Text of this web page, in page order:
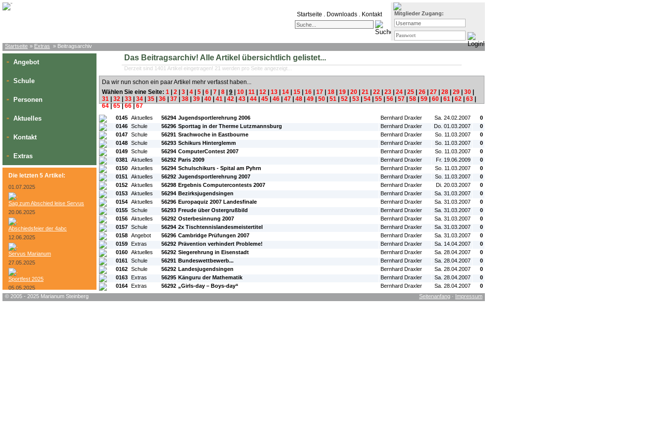
Startseite . Downloads . Kontakt Mitglieder Zugang:
Startseite » Extras » Beitragsarchiv
» Angebot
» Schule
» Personen
» Aktuelles
» Kontakt
» Extras
Die letzten 5 Artikel:
01.07.2025
Sag zum Abschied leise Servus
20.06.2025
Abschiedsfeier der 4abc
12.06.2025
Servus Marianum
27.05.2025
Sportfest 2025
05.05.2025
Das Beitragsarchiv! Alle Artikel übersichtlich gelistet...
Derzeit sind 1401 Artikel eingetragen! 21 werden pro Seite angezeigt...
Da wir nun schon ein paar Artikel mehr verfasst haben...
Wählen Sie eine Seite: 1 2 3 4 5 6 7 8 9 10 11 12 13 14 15 16 17 18 19 20 21 22 23 24 25 26 27 28 29 30
31
32 33 34 35 36 37 38 39 40 41 42 43 44 45 46 47 48 49 50 51 52 53 54 55 56 57 58 59 60 61 62 63
64|65|66|67
#L: #ID: #Rubrik:
0145 Aktuelles 56294 Jugendsportlerehrung 2006 Bernhard Draxler Sa. 24.02.2007
0
0146 Schule 56296 Sporttag in der Therme Lutzmannsburg Bernhard Draxler Do. 01.03.2007
0
0147 Schule 56291 Srachwoche in Eastbourne Bernhard Draxler So. 11.03.2007
0
0148 Schule 56293 Schikurs Hinterglemm Bernhard Draxler So. 11.03.2007
0
0149 Schule 56294 ComputerContest 2007 Bernhard Draxler So. 11.03.2007
0
0381 Aktuelles 56292 Paris 2009 Bernhard Draxler Fr. 19.06.2009
0
0150 Aktuelles 56294 Schulschikurs - Spital am Pyhrn Bernhard Draxler So. 11.03.2007
0
0151 Aktuelles 56292 Jugendsportlerehrung 2007 Bernhard Draxler So. 11.03.2007
0
0152 Aktuelles 56298 Ergebnis Computercontests 2007 Bernhard Draxler Di. 20.03.2007
0
0153 Aktuelles 56294 Bezirksjugendsingen Bernhard Draxler Sa. 31.03.2007
0
0154 Aktuelles 56296 Europaquiz 2007 Landesfinale Bernhard Draxler Sa. 31.03.2007
0
0155 Schule 56293 Freude über Ostergrußbild Bernhard Draxler Sa. 31.03.2007
0
0156 Aktuelles 56292 Osterbesinnung 2007 Bernhard Draxler Sa. 31.03.2007
0
0157 Schule 56294 2x Tischtennislandesmeistertitel Bernhard Draxler Sa. 31.03.2007
0
0158 Angebot 56296 Cambridge Prüfungen 2007 Bernhard Draxler Sa. 31.03.2007
0
0159 Extras 56292 Prävention verhindert Probleme! Bernhard Draxler Sa. 14.04.2007
0
0160 Aktuelles 56292 Siegerehrung in Eisenstadt Bernhard Draxler Sa. 28.04.2007
0
0161 Schule 56291 Bundeswettbewerb... Bernhard Draxler Sa. 28.04.2007
0
0162 Schule 56292 Landesjugendsingen Bernhard Draxler Sa. 28.04.2007
0
0163 Extras 56295 Känguru der Mathematik Bernhard Draxler Sa. 28.04.2007
0
0164 Extras 56292 „Girls-day – Boys-day“ Bernhard Draxler Sa. 28.04.2007
0
© 2005 - 2025 Marianum Steinberg
Seitenanfang · Impressum